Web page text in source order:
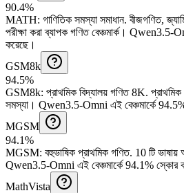
90.4%
MATH: গাণিতিক সমস্যা সমাধান.বীজগণিত,
পরীক্ষা করা ব্যাপক গণিত বেঞ্চমার্ক। Qwen3.5-
করেছে।
GSM8k
94.5%
GSM8k: প্রাথমিক বিদ্যালয় গণিত 8K.
সমস্যা। Qwen3.5-Omni এই বেঞ্চমার্কে
MGSM
94.1%
MGSM: বহুভাষিক প্রাথমিক গণিত. 10 টি ভাষায়
Qwen3.5-Omni এই বেঞ্চমার্কে 94.1% স্কোর
MathVista